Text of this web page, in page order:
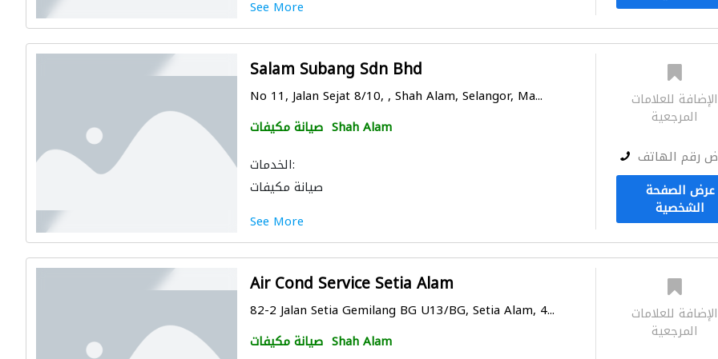
See More
Salam Subang Sdn Bhd
No 11, Jalan Sejat 8/10, , Shah Alam, Selangor, Ma...
صيانة مكيفات Shah Alam
الخدمات:
صيانة مكيفات
See More
الإضافة للعلامات
المرجعية
رقم الهاتف
عرض الصفحة
الشخصية
Air Cond Service Setia Alam
82-2 Jalan Setia Gemilang BG U13/BG, Setia Alam, 4...
صيانة مكيفات Shah Alam
الإضافة للعلامات
المرجعية